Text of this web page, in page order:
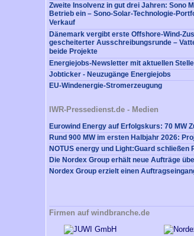
Zweite Insolvenz in gut drei Jahren: Sono
Betrieb ein – Sono-Solar-Technologie-
Verkauf
Dänemark vergibt erste Offshore-Wind-
gescheiterter Ausschreibungsrunde –
beide Projekte
Energiejobs-Newsletter mit aktuellen
Jobticker - Neuzugänge Energiejobs
EU-Windenergie-Stromerzeugung
IWR-Pressedienst.de - Medien
Firmen auf windbranche.de